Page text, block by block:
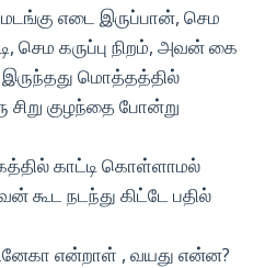
எடை இருப்பான், செம
செம கருப்பு நிறம், அவன் கை
மொத்தத்தில்
சிறு குழந்தை போன்று
காட்டி கொள்ளாமல்
கூட நடந்து கிட்டே பதில்
என்றாள் , வயது என்ன?